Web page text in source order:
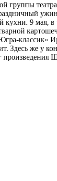
группы
9 мая,
же у
произведения